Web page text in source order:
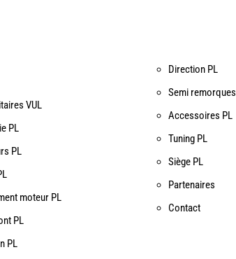
VUL
PL
PL
moteur PL
PL
PL
Direction PL
Semi remorques
Accessoires PL
Tuning PL
Siège PL
Partenaires
Contact